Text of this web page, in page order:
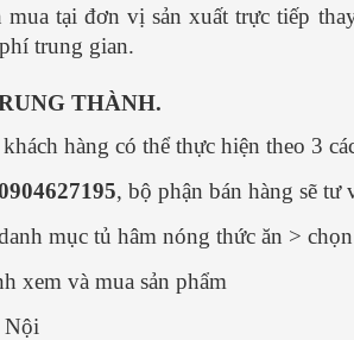
mua tại đơn vị sản xuất trực tiếp
trung gian.
THÀNH.
hàng có thể thực hiện theo 3
, bộ phận bán hàng sẽ
mục tủ hâm nóng thức ăn >
xem và mua sản phẩm
Nội